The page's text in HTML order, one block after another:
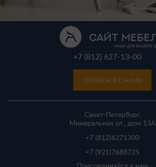
+7 (812) 627-13-00
СВЯЗАТЬСЯ С НАМИ
Санкт-Петербург,
Минеральная ул., дом 13A
+7 (812)6271300
+7 (921) 7688725